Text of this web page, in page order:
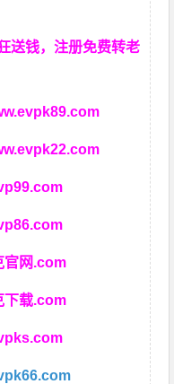
送钱，注册免费转老
官网.com
下载.com